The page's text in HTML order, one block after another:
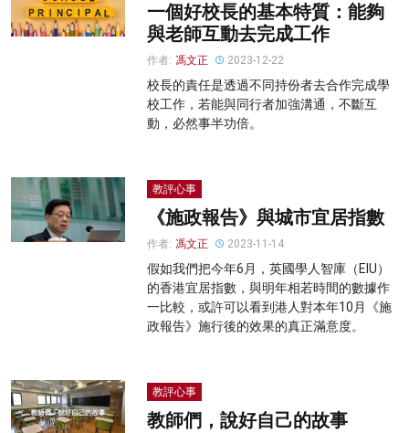
一個好校長的基本特質：能夠
與老師互動去完成工作
作者: 馮文正 2023-12-22
校長的責任是透過不同持份者去合作完成學
校工作，若能與同行者加強溝通，不斷互
動，必然事半功倍。
教評心事
《施政報告》與城市宜居指數
作者: 馮文正 2023-11-14
假如我們把今年6月，英國學人智庫（EIU）
的香港宜居指數，與明年相若時間的數據作
一比較，或許可以看到港人對本年10月《施
政報告》施行後的效果的真正滿意度。
教評心事
教師們，說好自己的故事